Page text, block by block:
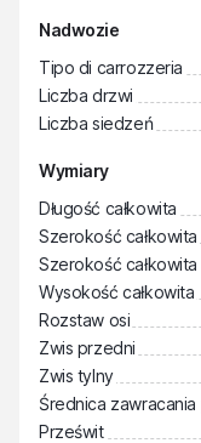
Nadwozie
Tipo di carrozzeria
Liczba drzwi
Liczba siedzeń
Wymiary
Długość całkowita
Szerokość całkowita
Szerokość
Wysokość całkowita
Rozstaw osi
Zwis przedni
Zwis tylny
Średnica
Prześwit